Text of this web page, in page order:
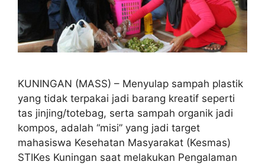
KUNINGAN (MASS) – Menyulap sampah plastik
yang tidak terpakai jadi barang kreatif seperti
tas jinjing/totebag, serta sampah organik jadi
kompos, adalah “misi” yang jadi target
mahasiswa Kesehatan Masyarakat (Kesmas)
STIKes Kuningan saat melakukan Pengalaman